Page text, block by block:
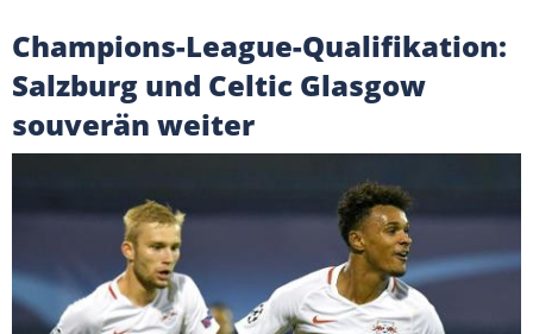
Champions-League-Qualifikation:
Salzburg und Celtic Glasgow
souverän weiter